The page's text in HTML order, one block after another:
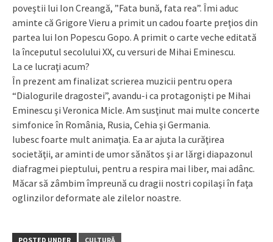
poveştii lui Ion Creangă, ”Fata bună, fata rea”. Îmi aduc
aminte că Grigore Vieru a primit un cadou foarte preţios din
partea lui Ion Popescu Gopo. A primit o carte veche editată
la începutul secolului XX, cu versuri de Mihai Emi­nescu.
La ce lucraţi acum?
În prezent am finalizat scrierea mu­zicii pentru opera
“Dialogurile dra­gos­tei”, avandu-i ca protagonişti pe Mihai
Eminescu şi Veronica Micle. Am susţinut mai multe concerte
simfonice în România, Rusia, Cehia şi Germania.
Iubesc foarte mult animaţia. Ea ar ajuta la curăţirea
societăţii, ar aminti de umor sănătos şi ar lărgi diapazonul
diafragmei pieptului, pentru a respira mai liber, mai adânc.
Măcar să zâmbim împreună cu dragii nostri copilaşi în faţa
oglinzilor deformate ale zilelor noastre.
POSTED UNDER CULTURĂ